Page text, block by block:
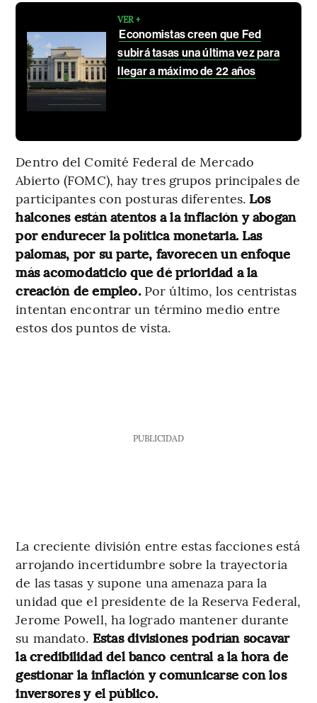
VER +
Economistas creen que Fed
subirá tasas una última vez para
llegar a máximo de 22 años
Dentro del Comité Federal de Mercado
Abierto (FOMC), hay tres grupos principales de
participantes con posturas diferentes. Los
halcones están atentos a la inflación y abogan
por endurecer la política monetaria. Las
palomas, por su parte, favorecen un enfoque
más acomodaticio que dé prioridad a la
creación de empleo.Por último, los centristas
intentan encontrar un término medio entre
estos dos puntos de vista.
PUBLICIDAD
La creciente división entre estas facciones está
arrojando incertidumbre sobre la trayectoria
de las tasas y supone una amenaza para la
unidad que el presidente de la Reserva Federal,
Jerome Powell, ha logrado mantener durante
su mandato. Estas divisiones podrían socavar
la credibilidad del banco central a la hora de
gestionar la inflación y comunicarse con los
inversores y el público.